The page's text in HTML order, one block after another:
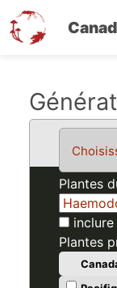
Plantes
Plantes